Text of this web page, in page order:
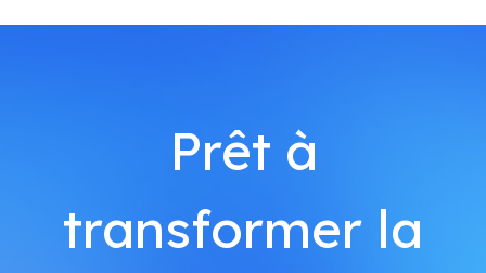
Prêt à
transformer la